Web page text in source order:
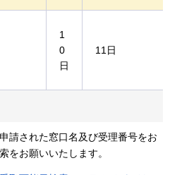
1
0
日
11日
請された窓口名及び受理番号をお
をお願いいたします。